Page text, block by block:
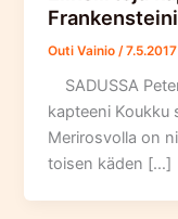
Outi Vainio /7.5.2017
SADUSSA
kapteeni Koukku
Merirosvolla on
toisen käden […]